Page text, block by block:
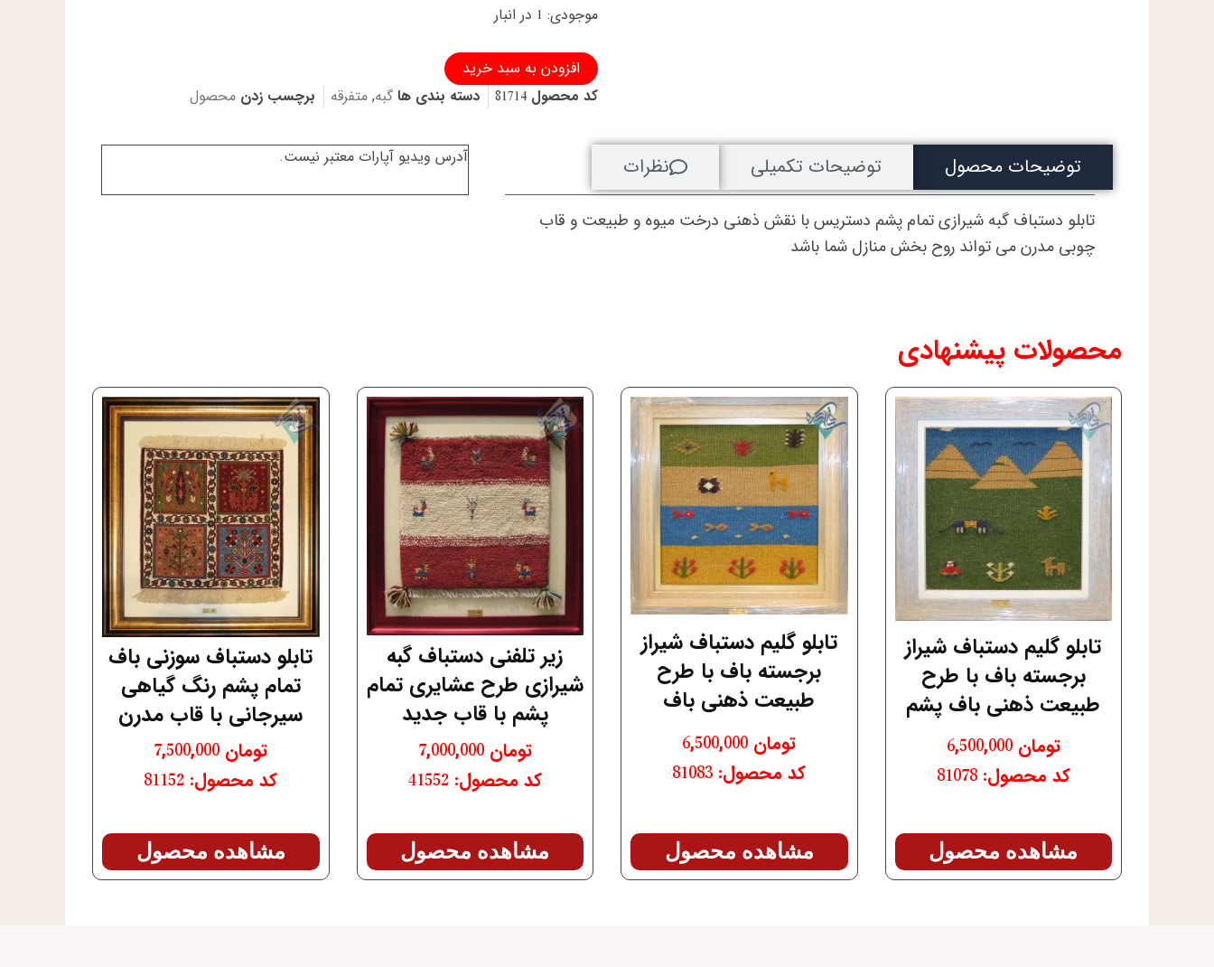
موجودی: 1 در انبار
تابلو
گبه
دستباف
شیرازی
ذهنی
باف
تمام
قاب
عدد
افزودن به سبد خرید
کد محصول 81714 دسته بندی ها گبه, متفرقه برچسب زدن محصول
آدرس ویدیو آپارات معتبر نیست. توضیحات محصول توضیحات تکمیلی نظرات
تابلو دستباف گبه شیرازی تمام پشم دستریس با نقش ذهنی درخت میوه و طبیعت و قاب
چوبی مدرن می تواند روح بخش منازل شما باشد
محصولات پیشنهادی
تابلو گلیم دستباف شیراز
برجسته باف با طرح
طبیعت ذهنی باف پشم
تومان 6,500,000
کد محصول: 81078
مشاهده محصول
تابلو گلیم دستباف شیراز
برجسته باف با طرح
طبیعت ذهنی باف
تومان
کد محصول: 81083
مشاهده محصول
زیر تلفنی دستباف گبه
شیرازی طرح عشایری تمام
پشم با قاب جدید
تومان 7,000,000
کد محصول: 41552
مشاهده محصول
تابلو دستباف سوزنی باف
تمام پشم رنگ گیاهی
سیرجانی با قاب مدرن
تومان
کد محصول: 81152
مشاهده محصول